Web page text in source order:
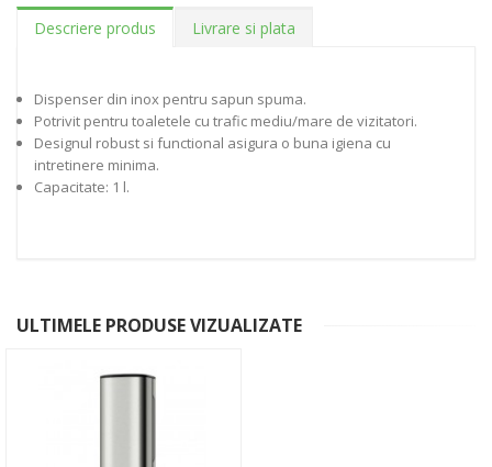
Descriere produs Livrare si plata
Dispenser din inox pentru sapun spuma.
Potrivit pentru toaletele cu trafic mediu/mare de vizitatori.
Designul robust si functional asigura o buna igiena cu
intretinere minima.
Capacitate: 1 l.
ULTIMELE PRODUSE VIZUALIZATE